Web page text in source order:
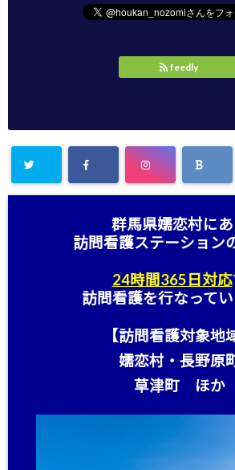
feedly
群馬県嬬恋村に
訪問看護ステーション
24時間365日対応
訪問看護を行なってい
【訪問看護対象地
嬬恋村・長野原
草津町 ほか